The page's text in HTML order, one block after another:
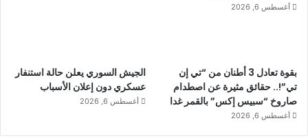
أغسطس 6, 2026
بقوة تعادل 3 أطنان من “تي إن
تي”!.. حقائق مثيرة عن اصطدام
صاروخ “سبيس إكس” بالقمر غدا
أغسطس 6, 2026
الجيش السوري يعلن حالة استنفار
عسكري دون إعلان الأسباب
أغسطس 6, 2026